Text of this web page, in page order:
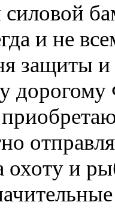
и не
защиты
охоту и